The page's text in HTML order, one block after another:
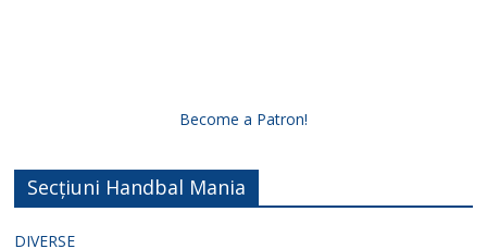
Become a Patron!
Secțiuni Handbal Mania
DIVERSE